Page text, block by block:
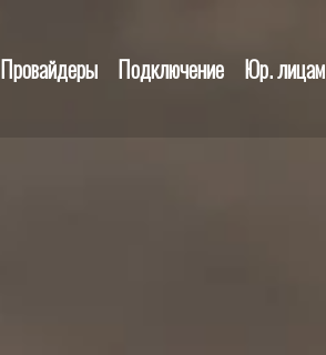
Провайдеры Подключение Юр. лицам